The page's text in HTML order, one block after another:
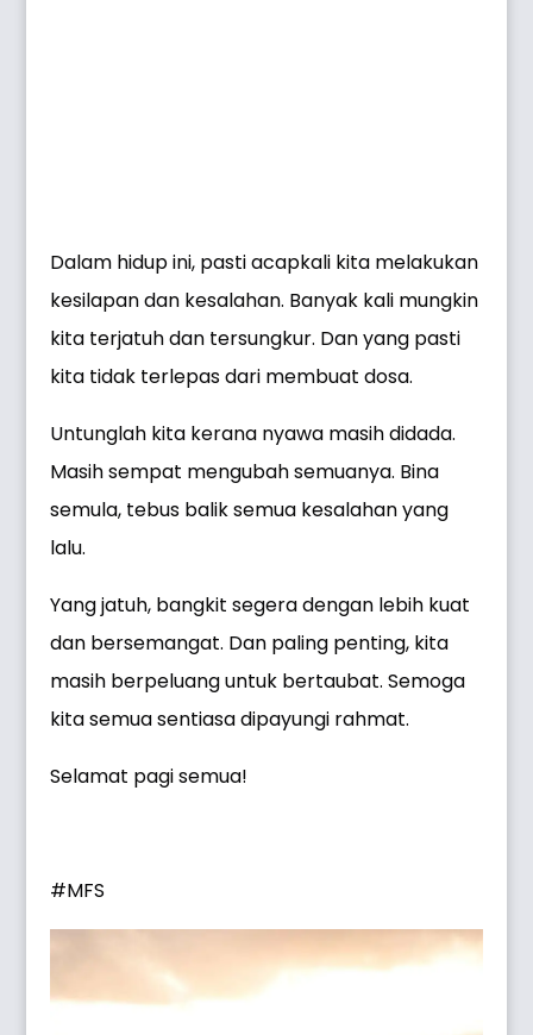
Dalam hidup ini, pasti acapkali kita melakukan
kesilapan dan kesalahan. Banyak kali mungkin
kita terjatuh dan tersungkur. Dan yang pasti
kita tidak terlepas dari membuat dosa.
Untunglah kita kerana nyawa masih didada.
Masih sempat mengubah semuanya. Bina
semula, tebus balik semua kesalahan yang
lalu.
Yang jatuh, bangkit segera dengan lebih kuat
dan bersemangat. Dan paling penting, kita
masih berpeluang untuk bertaubat. Semoga
kita semua sentiasa dipayungi rahmat.
Selamat pagi semua!
#MFS